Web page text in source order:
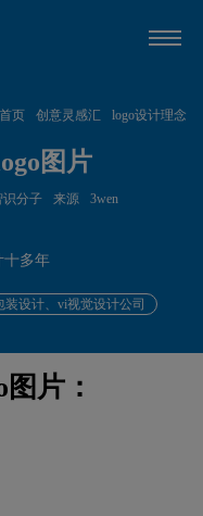
首页 创意灵感汇
logo设计理念
图片
识分子 来源 3wen
十多年
设计、vi视觉设计公司
片：